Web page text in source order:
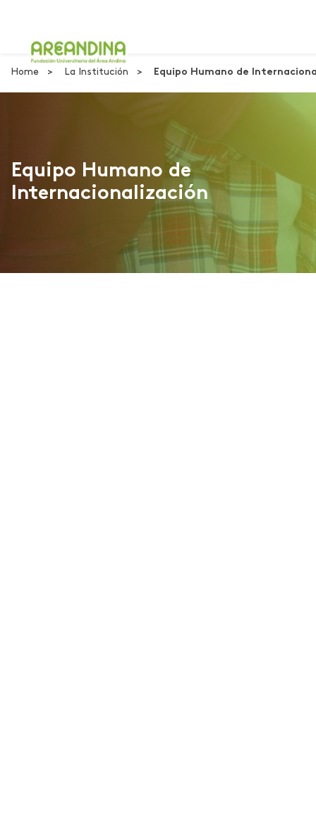
Home La Institución Equipo Humano de
Equipo Humano de
Internacionalización